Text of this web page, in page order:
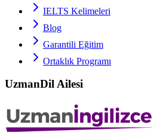
IELTS Kelimeleri
Blog
Garantili Eğitim
Ortaklık Programı
UzmanDil Ailesi